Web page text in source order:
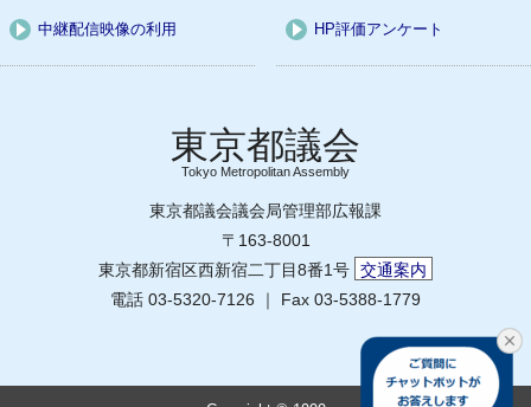
中継配信映像の利用 HP評価アンケート
Tokyo Metropolitan Assembly
東京都議会議会局管理部広報課
〒163-8001
東京都新宿区西新宿二丁目8番1号 交通案内
電話 03-5320-7126 ｜ Fax 03-5388-1779